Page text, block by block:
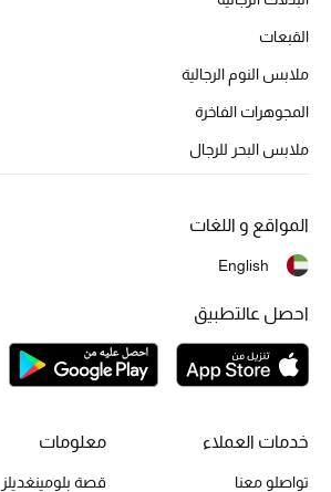
ركن الفخامة
جميع الأحذية النسائية
جميع الحقائب النسائية
جميع الإكسسورات النسائية
موضة نسائية
تسوقوا للنساء
الموسم الجديد
القبعات
ملابس النوم الرجالية
المجوهرات الفاخرة
ملابس البحر للرجال
خدمات العملاء
تواصلو معنا
معلومات
قصة بلومينغديلز
المواقع و اللغات
English
احصل عالتطبيق